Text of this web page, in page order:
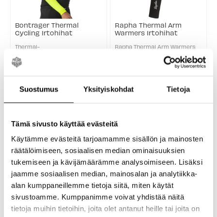
Suostumus Yksityiskohdat Tietoja
Tämä sivusto käyttää evästeitä
Käytämme evästeitä tarjoamamme sisällön ja mainosten
räätälöimiseen, sosiaalisen median ominaisuuksien
tukemiseen ja kävijämäärämme analysoimiseen. Lisäksi
jaamme sosiaalisen median, mainosalan ja analytiikka-
alan kumppaneillemme tietoja siitä, miten käytät
sivustoamme. Kumppanimme voivat yhdistää näitä
tietoja muihin tietoihin, joita olet antanut heille tai joita on
Bontrager Thermal
Cycling Irtohihat
Thermal-
täydellisesti kylmiin
ajolenkkeihin pitämällä lämmön
pysyy lämpimänä ja kuivana
15,99 €
Old
Keltainen
selected
Rapha Thermal Arm
Warmers Irtohihat
Rapha Thermal Arm Warmers
irtohihat viileämmille keleille.
tarttumapinta ...
Musta
selected
50% ALE
Endura Pro SL Knee
Warmers II
Polvilämmittimet
Olipa lämpötila mikä tahansa,
Trek Thermal Cycling
Jalanlämmittimet
Thermal -jalanlämmittimet